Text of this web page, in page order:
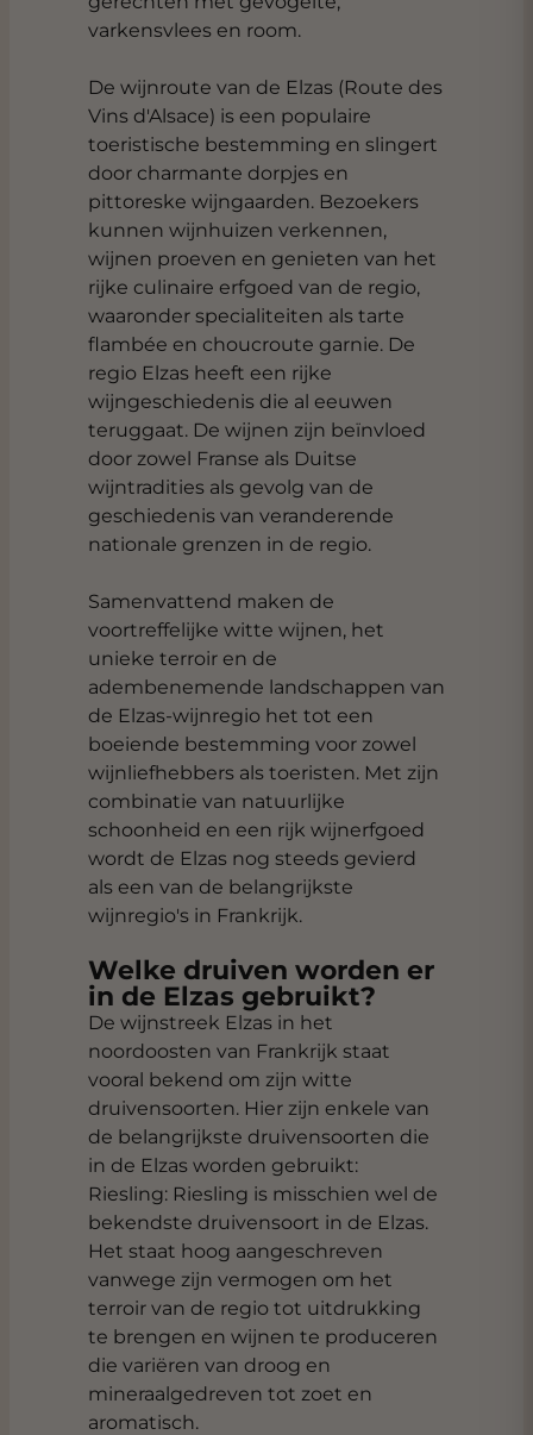
varkensvlees en room.
De wijnroute van de Elzas (Route des
Vins d'Alsace) is een populaire
toeristische bestemming en slingert
door charmante dorpjes en
pittoreske wijngaarden. Bezoekers
kunnen wijnhuizen verkennen,
wijnen proeven en genieten van het
rijke culinaire erfgoed van de regio,
waaronder specialiteiten als tarte
flambée en choucroute garnie. De
regio Elzas heeft een rijke
wijngeschiedenis die al eeuwen
teruggaat. De wijnen zijn beïnvloed
door zowel Franse als Duitse
wijntradities als gevolg van de
geschiedenis van veranderende
nationale grenzen in de regio.
Samenvattend maken de
voortreffelijke witte wijnen, het
unieke terroir en de
adembenemende landschappen van
de Elzas-wijnregio het tot een
boeiende bestemming voor zowel
wijnliefhebbers als toeristen. Met zijn
combinatie van natuurlijke
schoonheid en een rijk wijnerfgoed
wordt de Elzas nog steeds gevierd
als een van de belangrijkste
wijnregio's in Frankrijk.
Welke druiven worden er
in de Elzas gebruikt?
De wijnstreek Elzas in het
noordoosten van Frankrijk staat
vooral bekend om zijn witte
druivensoorten. Hier zijn enkele van
de belangrijkste druivensoorten die
in de Elzas worden gebruikt:
Riesling: Riesling is misschien wel de
bekendste druivensoort in de Elzas.
Het staat hoog aangeschreven
vanwege zijn vermogen om het
terroir van de regio tot uitdrukking
te brengen en wijnen te produceren
die variëren van droog en
mineraalgedreven tot zoet en
aromatisch.